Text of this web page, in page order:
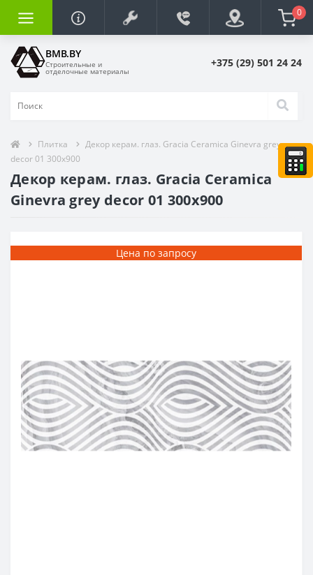
0
BMB.BY
Строительные и
отделочные материалы
+375 (29) 501 24 24
Плитка
Декор керам. глаз. Gracia Сeramica Ginevra grey
decor 01 300x900
Декор керам. глаз. Gracia Сeramica
Ginevra grey decor 01 300x900
Цена по запросу